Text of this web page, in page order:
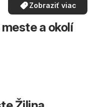
Zobraziť viac
a okolí